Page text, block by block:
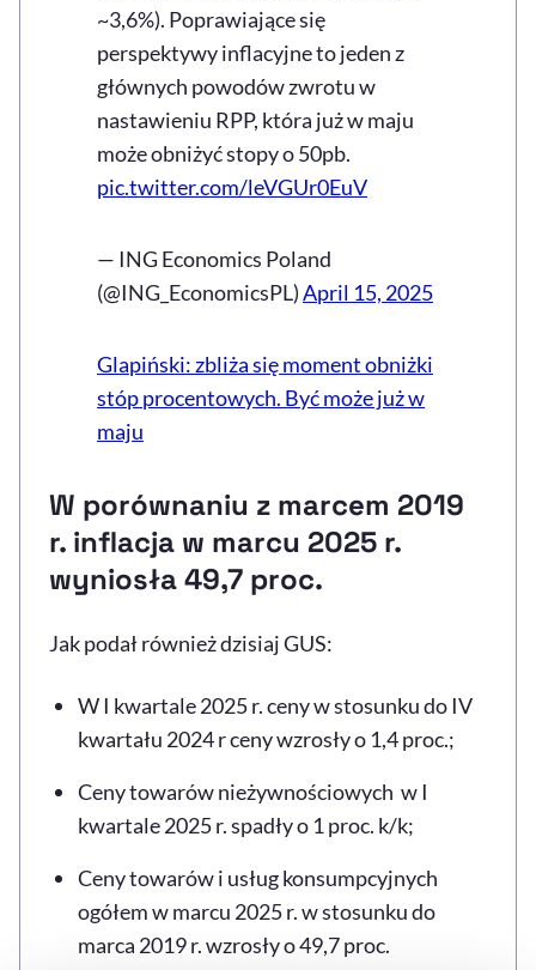
~3,6%). Poprawiające się
perspektywy inflacyjne to jeden z
głównych powodów zwrotu w
nastawieniu RPP, która już w maju
może obniżyć stopy o 50pb.
pic.twitter.com/leVGUr0EuV
— ING Economics Poland
(@ING_EconomicsPL)April 15, 2025
Glapiński: zbliża się moment obniżki
stóp procentowych. Być może już w
maju
W porównaniu z marcem 2019
r. inflacja w marcu 2025 r.
wyniosła 49,7 proc.
Jak podał również dzisiaj GUS:
W I kwartale 2025 r. ceny w stosunku do IV
kwartału 2024 r ceny wzrosły o 1,4 proc.;
Ceny towarów nieżywnościowych w I
kwartale 2025 r. spadły o 1 proc. k/k;
Ceny towarów i usług konsumpcyjnych
ogółem w marcu 2025 r. w stosunku do
marca 2019 r. wzrosły o 49,7 proc.